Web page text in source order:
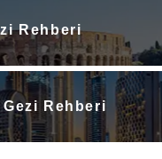
Rehberi
Rehberi